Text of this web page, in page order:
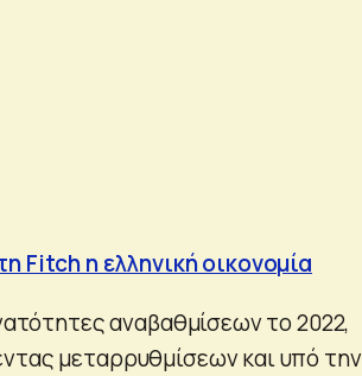
Fitch η ελληνική οικονομία
αναβαθμίσεων το 2022,
μεταρρυθμίσεων και υπό την